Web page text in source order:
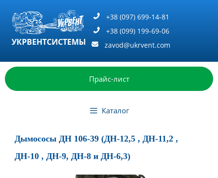
содержимому
УКРВЕНТСИСТЕМЫ
+38 (097) 699-14-81
+38 (099) 199-69-06
zavod@ukrvent.com
Прайс-лист
Каталог
Дымососы ДН 106-39 (ДН-12,5 , ДН-11,2 ,
ДН-10 , ДН-9, ДН-8 и ДН-6,3)